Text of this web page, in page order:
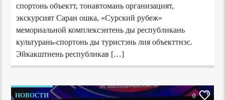
спортонь объектт, тонавтомань организацият,
экскурсият Саран ошка, «Сурский рубеж»
мемориальной комплексэнтень ды республикань
культурань-спортонь ды туристэнь лия объекттнэс.
Эйкакштнень республикав […]
НОВОСТИ 0